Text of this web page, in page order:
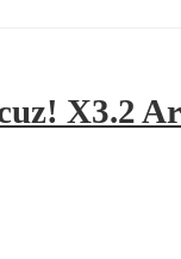
X3.2